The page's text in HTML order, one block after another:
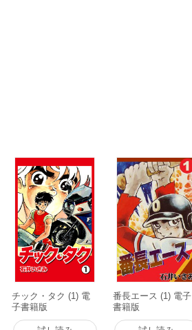
チック・タク (1) 電
子書籍版
番長エース (1) 電子
書籍版